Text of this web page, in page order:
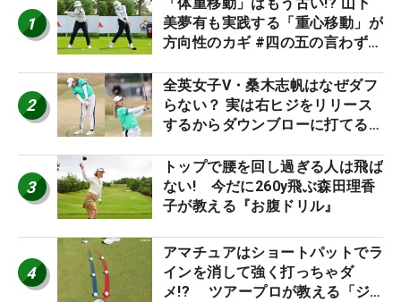
1
美夢有も実践する「重心移動」が
方向性のカギ #四の五の言わず振
2
全英女子V・桑木志帆はなぜダフ
らない？ 実は右ヒジをリリース
するからダウンブローに打てる #
3
トップで腰を回し過ぎる人は飛ば
ない! 今だに260y飛ぶ森田理香
子が教える『お腹ドリル』
4
アマチュアはショートパットでラ
インを消して強く打っちゃダ
メ!? ツアープロが教える「ジ